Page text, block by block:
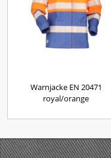
Warnjacke EN 20471
royal/orange